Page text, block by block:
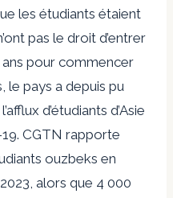
les étudiants étaient
pas le droit d’entrer
pour commencer
le pays a depuis pu
d’étudiants d’Asie
CGTN rapporte
ouzbeks en
alors que 4 000